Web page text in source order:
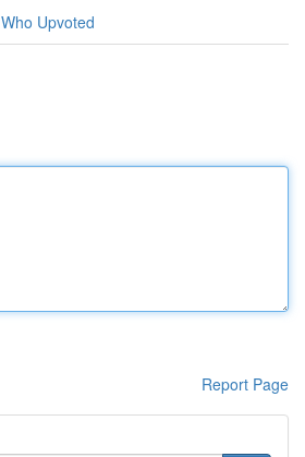
Who Upvoted
Report Page